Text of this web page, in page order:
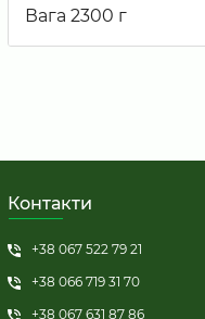
Вага 2300 г
Контакти
+38 067 522 79 21
+38 066 719 31 70
+38 067 631 87 86